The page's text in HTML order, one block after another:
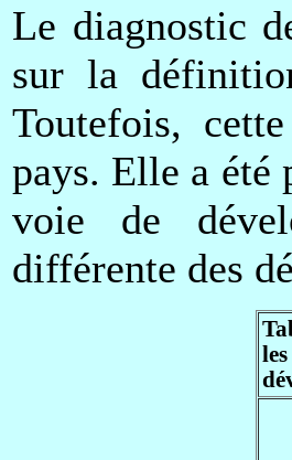
Le diagnostic
sur la
Toutefois,
pays. Elle a été
voie de
différente des